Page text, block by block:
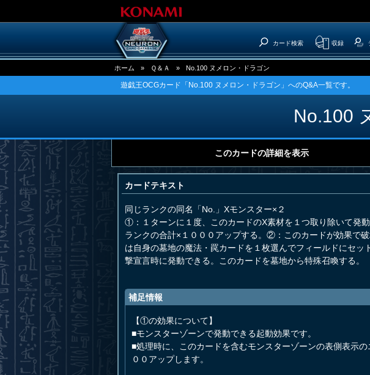
カード検索 収録
ホーム » Ｑ＆Ａ » No.100 ヌメロン・ドラゴン
遊戯王OCGカード「No.100 ヌメロン・ドラゴン」へのQ&A一覧です。
No.100
このカードの詳細を表示
カードテキスト
同じランクの同名「No.」Xモンスター×２
①：１ターンに１度、このカードのX素材を１つ取り除いて発
ランクの合計×１０００アップする。②：このカードが効果で
は自身の墓地の魔法・罠カードを１枚選んでフィールドにセ
撃宣言時に発動できる。このカードを墓地から特殊召喚する。
補足情報
【①の効果について】
■モンスターゾーンで発動できる起動効果です。
■処理時に、このカードを含むモンスターゾーンの表側表示
００アップします。